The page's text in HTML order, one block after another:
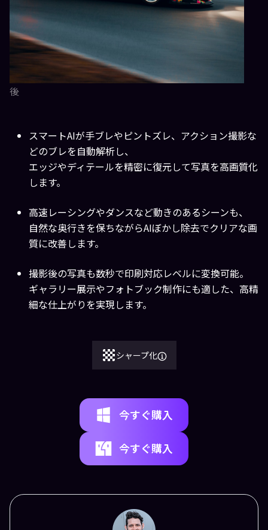
後
スマートAIが手ブレやピントズレ、アクション撮影な
どのブレを自動解析し、
エッジやディテールを精密に復元して写真を高画質化
します。
高速レーシングやダンスなど動きのあるシーンも、
自然な奥行きを保ちながらAIぼかし除去でクリアな画
質に改善します。
撮影後の写真も数秒で印刷対応レベルに変換可能。
ギャラリー展示やフォトブック制作にも適した、高精
細な仕上がりを実現します。
シャープ化
今すぐ購入
今すぐ購入